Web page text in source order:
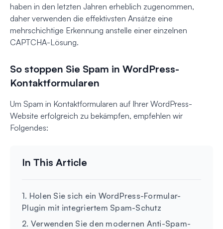
haben in den letzten Jahren erheblich zugenommen,
daher verwenden die effektivsten Ansätze eine
mehrschichtige Erkennung anstelle einer einzelnen
CAPTCHA-Lösung.
So stoppen Sie Spam in WordPress-
Kontaktformularen
Um Spam in Kontaktformularen auf Ihrer WordPress-
Website erfolgreich zu bekämpfen, empfehlen wir
Folgendes:
1. Holen Sie sich ein WordPress-Formular-
Plugin mit integriertem Spam-Schutz
2. Verwenden Sie den modernen Anti-Spam-